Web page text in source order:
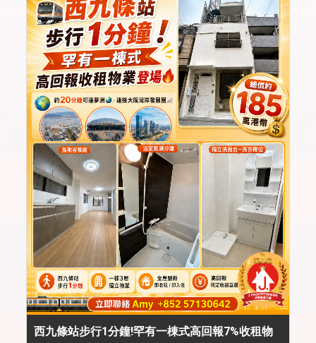
西九條站步行1分鐘!罕有一棟式高回報7%收租物